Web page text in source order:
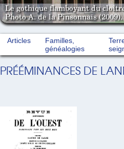
Le gothique flamboyant du
Photo A. de la Pinsonnais (2009).
Articles
Familles,
généalogies
PRÉÉMINANCES DE